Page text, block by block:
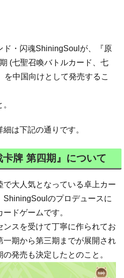
ド・闪魂ShiningSoulが、『原
(七聖召喚バトルカード、七
を中国向けとして発売するこ
は下記の通りです。
卡牌 第四期』について
大人気となっている卓上カー
ShiningSoulのプロデュースに
ドゲームです。
ンスを受けて丁寧に作られてお
一期から第三期までが展開され
発売も決定したとのこと。